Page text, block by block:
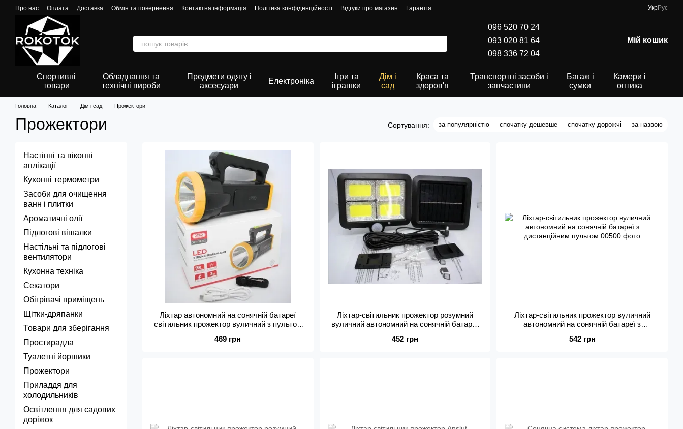
Перейти до основного контенту
Про нас Оплата Доставка Обмін та повернення Контактна інформація Політика конфіденційності Відгуки про магазин Гарантія УкрРус
096 520 70 24
093 020 81 64
098 336 72 04
Мій кошик
Спортивні
товари
Обладнання та
технічні вироби
Предмети одягу і
аксесуари
Електроніка
Ігри та
іграшки
Дім і
сад
Краса та
здоров'я
Транспортні засоби і
запчастини
Багаж і
сумки
Камери і
оптика
Головна Каталог Дім і сад Прожектори
Прожектори Сортування: за популярністю спочатку дешевше спочатку дорожчі за назвою
Ліхтар автономний на сонячній батареї
світильник прожектор вуличний з пультом
469 грн
Ліхтар-світильник прожектор розумний
вуличний автономний на сонячній батареї
452 грн
Ліхтар-світильник прожектор вуличний
автономний на сонячній батареї з
542 грн
Настінні та віконні
аплікації
Кухонні термометри
Засоби для очищення
ванн і плитки
Ароматичні олії
Підлогові вішалки
Настільні та підлогові
вентилятори
Кухонна техніка
Секатори
Обігрівачі приміщень
Щітки-дряпанки
Товари для зберігання
Простирадла
Туалетні йоршики
Прожектори
Приладдя для
холодильників
Освітлення для садових
доріжок